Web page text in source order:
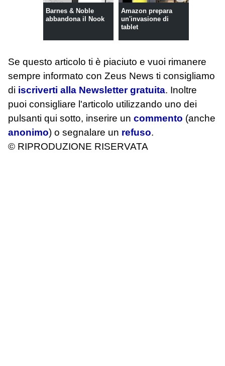
Barnes & Noble
abbandona il Nook
Amazon prepara
un'invasione di
tablet
Se questo articolo ti è piaciuto e vuoi rimanere
sempre informato con Zeus News ti consigliamo
di iscriverti alla Newsletter gratuita. Inoltre
puoi consigliare l'articolo utilizzando uno dei
pulsanti qui sotto, inserire un commento (anche
anonimo) o segnalare un refuso.
© RIPRODUZIONE RISERVATA